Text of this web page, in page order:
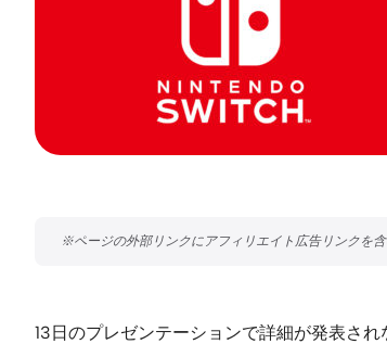
13日のプレゼンテーションで詳細が発表さ